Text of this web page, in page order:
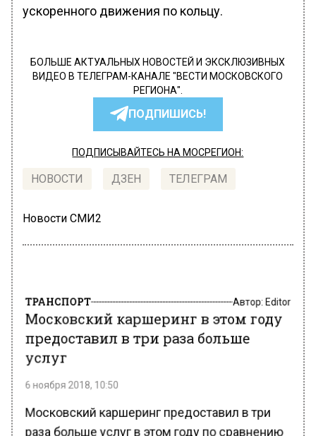
ускоренного движения по кольцу.
БОЛЬШЕ АКТУАЛЬНЫХ НОВОСТЕЙ И ЭКСКЛЮЗИВНЫХ
ВИДЕО В ТЕЛЕГРАМ-КАНАЛЕ "ВЕСТИ МОСКОВСКОГО
РЕГИОНА".
ПОДПИШИСЬ!
ПОДПИСЫВАЙТЕСЬ НА МОСРЕГИОН:
НОВОСТИ ДЗЕН ТЕЛЕГРАМ
Новости СМИ2
Московский каршеринг в этом году
предоставил в три раза больше
услуг
Московский каршеринг предоставил в три
раза больше услуг в этом году по сравнению